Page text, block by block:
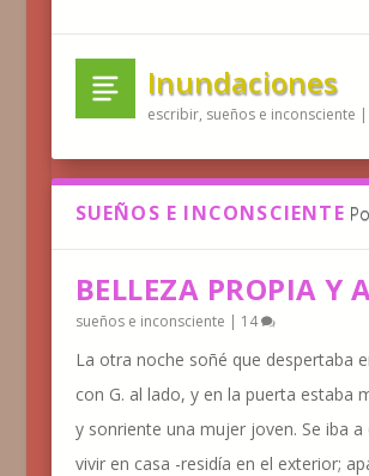
Inundaciones
escribir, sueños e inconsciente |
SUEÑOS E INCONSCIENTE
BELLEZA PROPIA Y
sueños e inconsciente | 14
La otra noche soñé que despertaba
con G. al lado, y en la puerta estaba
y sonriente una mujer joven. Se iba a
vivir en casa -residía en el exterior;